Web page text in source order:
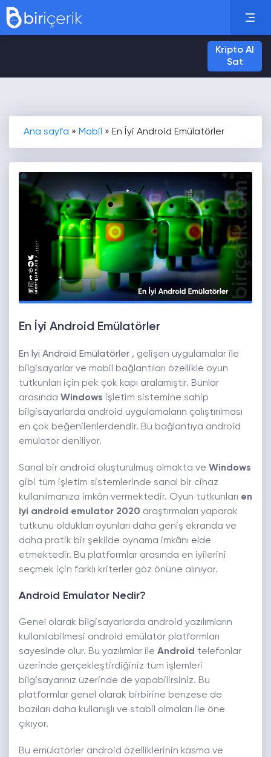
Kripto Al
Sat
Ana sayfa » Mobil » En İyi Android Emülatörler
En İyi Android Emülatörler
En İyi Android Emülatörler , gelişen uygulamalar ile
bilgisayarlar ve mobil bağlantıları özellikle oyun
tutkunları için pek çok kapı aralamıştır. Bunlar
arasında Windows işletim sistemine sahip
bilgisayarlarda android uygulamaların çalıştırılması
en çok beğenilenlerdendir. Bu bağlantıya android
emülatör deniliyor.
Sanal bir android oluşturulmuş olmakta ve Windows
gibi tüm işletim sistemlerinde sanal bir cihaz
kullanılmanıza imkân vermektedir. Oyun tutkunları en
iyi android emulator 2020 araştırmaları yaparak
tutkunu oldukları oyunları daha geniş ekranda ve
daha pratik bir şekilde oynama imkânı elde
etmektedir. Bu platformlar arasında en iyilerini
seçmek için farklı kriterler göz önüne alınıyor.
Android Emulator Nedir?
Genel olarak bilgisayarlarda android yazılımların
kullanılabilmesi android emülatör platformları
sayesinde olur. Bu yazılımlar ile Android telefonlar
üzerinde gerçekleştirdiğiniz tüm işlemleri
bilgisayarınız üzerinde de yapabilirsiniz. Bu
platformlar genel olarak birbirine benzese de
bazıları daha kullanışlı ve stabil olmaları ile öne
çıkıyor.
Bu emülatörler android özelliklerinin kasma ve